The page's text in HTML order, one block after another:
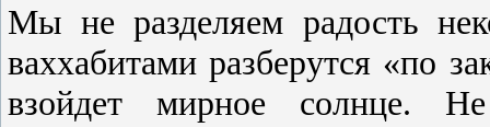
Мы не разделяем радость
ваххабитами разберутся «по
взойдет мирное солнце.